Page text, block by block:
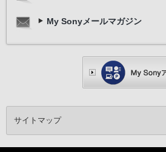
My Sonyメールマガジン
サイトマップ